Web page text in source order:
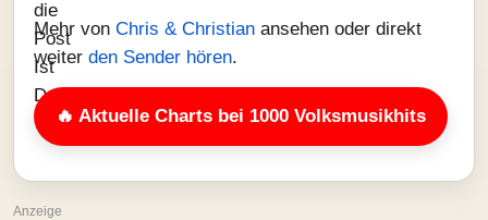
Mehr von Chris & Christian ansehen oder direkt
weiter den Sender hören.
🔥 Aktuelle Charts bei 1000 Volksmusikhits
Anzeige